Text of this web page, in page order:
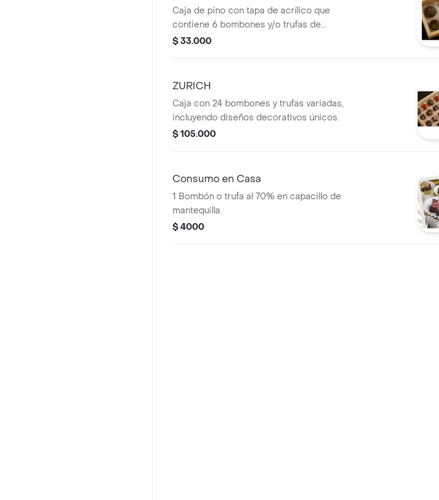
Caja de pino con tapa de acrílico que
contiene 6 bombones y/o trufas de
diferentes diseños.
$ 33.000
ZURICH
Caja con 24 bombones y trufas variadas,
incluyendo diseños decorativos únicos.
$ 105.000
Consumo en Casa
1 Bombón o trufa al 70% en capacillo de
mantequilla.
$ 4000